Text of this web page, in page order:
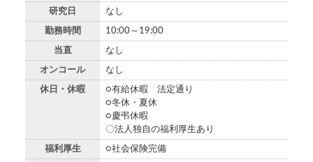
研究日 なし
勤務時間 10:00～19:00
当直 なし
オンコール なし
休日・休暇
○有給休暇 法定通り
○冬休・夏休
○慶弔休暇
〇法人独自の福利厚生あり
福利厚生 ○社会保険完備